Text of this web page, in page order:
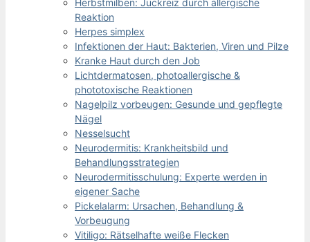
Reaktion
Herpes simplex
Infektionen der Haut: Bakterien, Viren und Pilze
Kranke Haut durch den Job
Lichtdermatosen, photoallergische &
phototoxische Reaktionen
Nagelpilz vorbeugen: Gesunde und gepflegte
Nägel
Nesselsucht
Neurodermitis: Krankheitsbild und
Behandlungsstrategien
Neurodermitisschulung: Experte werden in
eigener Sache
Pickelalarm: Ursachen, Behandlung &
Vorbeugung
Vitiligo: Rätselhafte weiße Flecken